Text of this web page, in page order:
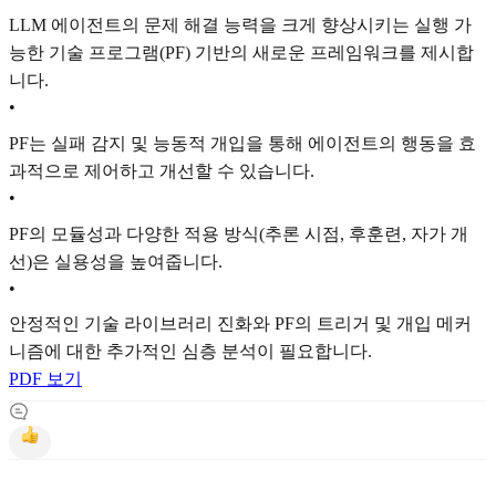
LLM 에이전트의 문제 해결 능력을 크게 향상시키는 실행 가
능한 기술 프로그램(PF) 기반의 새로운 프레임워크를 제시합
니다.
•
PF는 실패 감지 및 능동적 개입을 통해 에이전트의 행동을 효
과적으로 제어하고 개선할 수 있습니다.
•
PF의 모듈성과 다양한 적용 방식(추론 시점, 후훈련, 자가 개
선)은 실용성을 높여줍니다.
•
안정적인 기술 라이브러리 진화와 PF의 트리거 및 개입 메커
니즘에 대한 추가적인 심층 분석이 필요합니다.
PDF 보기